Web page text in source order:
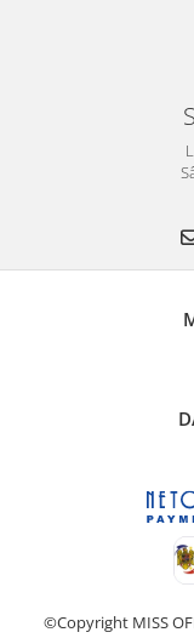
©Copyright MISS